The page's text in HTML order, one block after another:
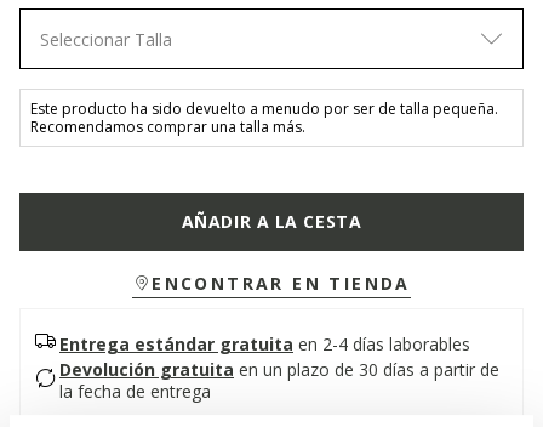
Seleccionar Talla
Este producto ha sido devuelto a menudo por ser de talla pequeña.
Recomendamos comprar una talla más.
AÑADIR A LA CESTA
ENCONTRAR EN TIENDA
Entrega estándar gratuita en 2-4 días laborables
Devolución gratuita en un plazo de 30 días a partir de
la fecha de entrega